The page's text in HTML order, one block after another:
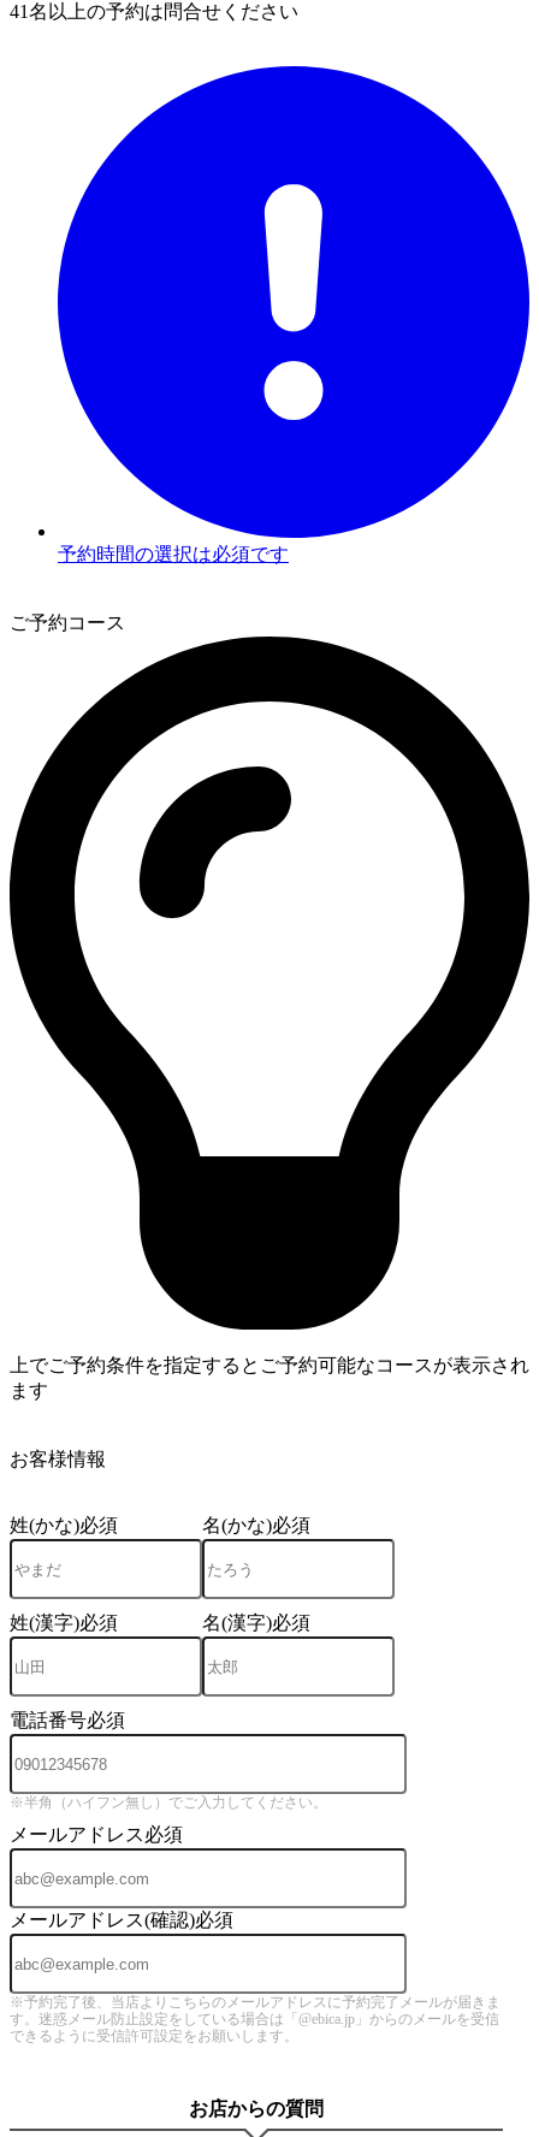
41名以上の予約は問合せください
予約時間の選択は必須です
ご予約コース
上でご予約条件を指定するとご予約可能なコースが表示され
ます
お客様情報
姓(かな)必須 名(かな)必須
姓(漢字)必須 名(漢字)必須
電話番号必須
※半角（ハイフン無し）でご入力してください。
メールアドレス必須
メールアドレス(確認)必須
※予約完了後、当店よりこちらのメールアドレスに予約完了メールが届きま
す。迷惑メール防止設定をしている場合は「@ebica.jp」からのメールを受信
できるように受信許可設定をお願いします。
お店からの質問